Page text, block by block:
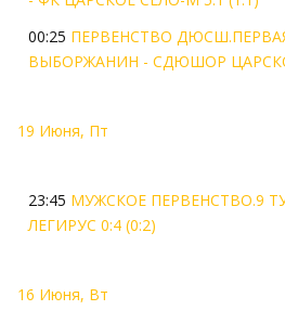
00:25 ПЕРВЕНСТВО
ВЫБОРЖАНИН - СДЮШОР
19 Июня, Пт
23:45 МУЖСКОЕ ПЕРВЕНСТВО.9
ЛЕГИРУС 0:4 (0:2)
16 Июня, Вт